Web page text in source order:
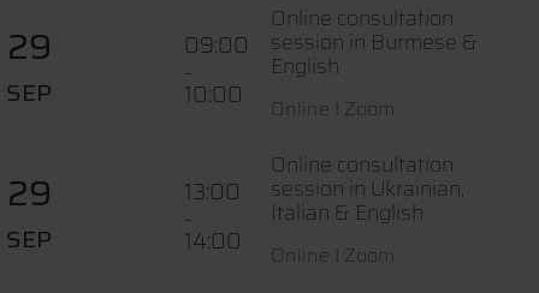
29
SEP
09:00
-
10:00
Online consultation
session in Burmese &
English
Online I Zoom
29
SEP
13:00
-
14:00
Online consultation
session in Ukrainian,
Italian & English
Online I Zoom